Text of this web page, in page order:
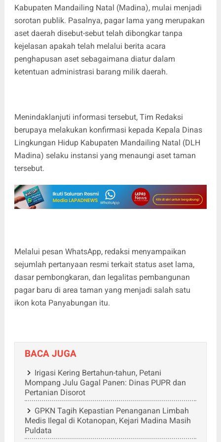
Kabupaten Mandailing Natal (Madina), mulai menjadi
sorotan publik. Pasalnya, pagar lama yang merupakan
aset daerah disebut-sebut telah dibongkar tanpa
kejelasan apakah telah melalui berita acara
penghapusan aset sebagaimana diatur dalam
ketentuan administrasi barang milik daerah.
Menindaklanjuti informasi tersebut, Tim Redaksi
berupaya melakukan konfirmasi kepada Kepala Dinas
Lingkungan Hidup Kabupaten Mandailing Natal (DLH
Madina) selaku instansi yang menaungi aset taman
tersebut.
Melalui pesan WhatsApp, redaksi menyampaikan
sejumlah pertanyaan resmi terkait status aset lama,
dasar pembongkaran, dan legalitas pembangunan
pagar baru di area taman yang menjadi salah satu
ikon kota Panyabungan itu.
BACA JUGA
Irigasi Kering Bertahun-tahun, Petani
Mompang Julu Gagal Panen: Dinas PUPR dan
Pertanian Disorot
GPKN Tagih Kepastian Penanganan Limbah
Medis Ilegal di Kotanopan, Kejari Madina Masih
Puldata